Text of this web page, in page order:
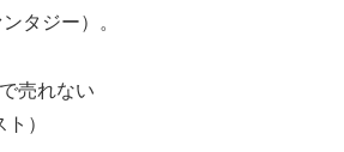
タジー）。
売れない
）